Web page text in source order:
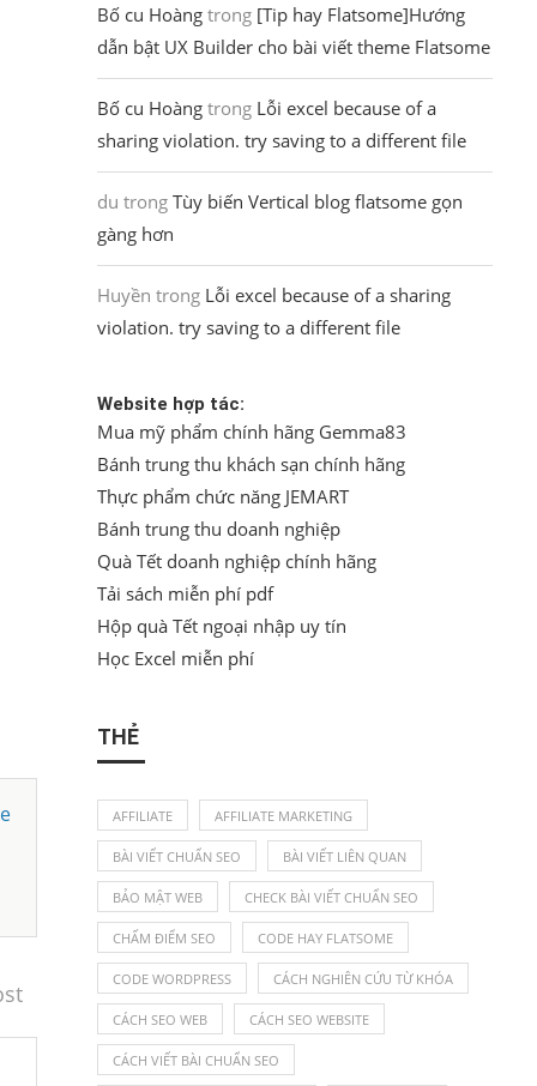
Bố cu Hoàngtrong [Tip hay Flatsome]Hướng
dẫn bật UX Builder cho bài viết theme Flatsome
Bố cu Hoàngtrong Lỗi excel because of a
sharing violation. try saving to a different file
du trong Tùy biến Vertical blog flatsome gọn
gàng hơn
Huyền trong Lỗi excel because of a sharing
violation. try saving to a different file
Website hợp tác:
Mua mỹ phẩm chính hãng Gemma83
Bánh trung thu khách sạn chính hãng
Thực phẩm chức năng JEMART
Bánh trung thu doanh nghiệp
Quà Tết doanh nghiệp chính hãng
Tải sách miễn phí pdf
Hộp quà Tết ngoại nhập uy tín
Học Excel miễn phí
THẺ
AFFILIATE AFFILIATE MARKETING
BÀI VIẾT CHUẨN SEO BÀI VIẾT LIÊN QUAN
BẢO MẬT WEB CHECK BÀI VIẾT CHUẨN SEO
CHẤM ĐIỂM SEO CODE HAY FLATSOME
CODE WORDPRESS CÁCH NGHIÊN CỨU TỪ KHÓA
CÁCH SEO WEB CÁCH SEO WEBSITE
CÁCH VIẾT BÀI CHUẨN SEO